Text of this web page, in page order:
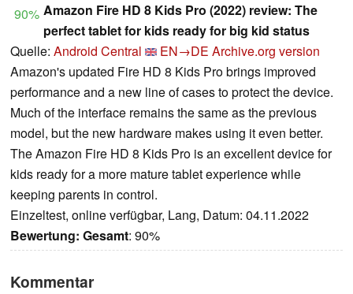
90% Amazon Fire HD 8 Kids Pro (2022) review: The
perfect tablet for kids ready for big kid status
Quelle: Android Central EN→DE Archive.org version
Amazon's updated Fire HD 8 Kids Pro brings improved
performance and a new line of cases to protect the device.
Much of the interface remains the same as the previous
model, but the new hardware makes using it even better.
The Amazon Fire HD 8 Kids Pro is an excellent device for
kids ready for a more mature tablet experience while
keeping parents in control.
Einzeltest, online verfügbar, Lang, Datum: 04.11.2022
Bewertung: Gesamt: 90%
Kommentar